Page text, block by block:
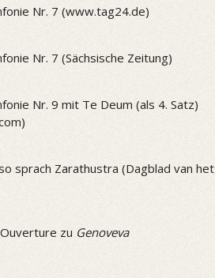
Nr. 7 (www.tag24.de)
Nr. 7 (Sächsische Zeitung)
Nr. 9 mit Te Deum (als 4. Satz)
sprach Zarathustra (Dagblad van het
zu Genoveva